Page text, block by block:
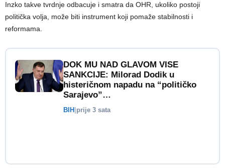
Inzko takve tvrdnje odbacuje i smatra da OHR, ukoliko postoji
politička volja, može biti instrument koji pomaže stabilnosti i
reformama.
DOK MU NAD GLAVOM VISE
SANKCIJE: Milorad Dodik u
histeričnom napadu na “političko
Sarajevo”…
BIH prije 3 sata